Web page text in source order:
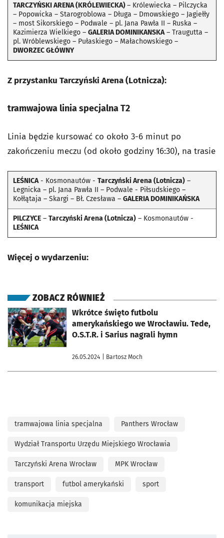
TARCZYŃSKI ARENA (KRÓLEWIECKA)– Królewiecka – Pilczycka
– Popowicka – Starogroblowa – Długa – Dmowskiego – Jagiełły
– most Sikorskiego – Podwale – pl. Jana Pawła II – Ruska –
Kazimierza Wielkiego – GALERIA DOMINIKANSKA– Traugutta –
pl. Wróblewskiego – Pułaskiego – Małachowskiego –
DWORZEC GŁÓWNY
Z przystanku Tarczyński Arena (Lotnicza):
tramwajowa linia specjalna T2
Linia będzie kursować co około 3-6 minut po
zakończeniu meczu (od około godziny 16:30), na trasie
LEŚNICA- Kosmonautów - Tarczyński Arena (Lotnicza) –
Legnicka – pl. Jana Pawła II – Podwale - Piłsudskiego –
Kołłątaja – Skargi – Bł. Czesława – GALERIA DOMINIKAŃSKA
PILCZYCE – Tarczyński Arena (Lotnicza) – Kosmonautów -
LEŚNICA
Więcej o wydarzeniu:
ZOBACZ RÓWNIEŻ
Wkrótce święto futbolu
amerykańskiego we Wrocławiu. Tede,
O.S.T.R. i Sarius nagrali hymn
26.05.2024 | Bartosz Moch
otworzy się w nowej karcie
tramwajowa linia specjalna Panthers Wrocław
Wydział Transportu Urzędu Miejskiego Wrocławia
Tarczyński Arena Wrocław MPK Wrocław
transport futbol amerykański sport
komunikacja miejska